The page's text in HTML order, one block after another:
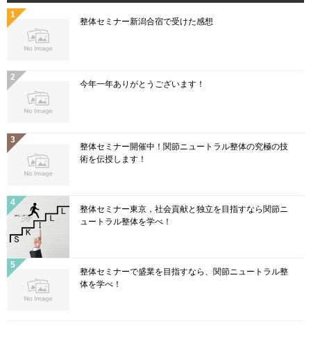
整体セミナー新潟合宿で受けた感想
今年一年ありがとうございます！
整体セミナー開催中！関節ニュートラル整体の究極の技
術を伝授します！
整体セミナー東京，社会貢献と独立を目指すなら関節ニ
ュートラル整体を学べ！
整体セミナーで盛業を目指すなら、関節ニュートラル整
体を学べ！